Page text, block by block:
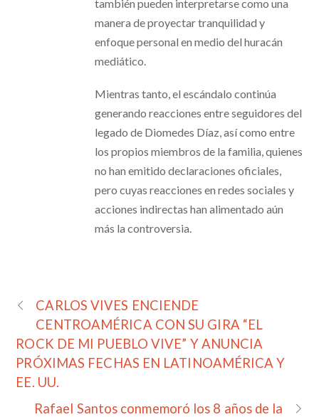
también pueden interpretarse como una
manera de proyectar tranquilidad y
enfoque personal en medio del huracán
mediático.
Mientras tanto, el escándalo continúa
generando reacciones entre seguidores del
legado de Diomedes Díaz, así como entre
los propios miembros de la familia, quienes
no han emitido declaraciones oficiales,
pero cuyas reacciones en redes sociales y
acciones indirectas han alimentado aún
más la controversia.
CARLOS VIVES ENCIENDE
CENTROAMÉRICA CON SU GIRA “EL
ROCK DE MI PUEBLO VIVE” Y ANUNCIA
PRÓXIMAS FECHAS EN LATINOAMÉRICA Y
EE. UU.
Rafael Santos conmemoró los 8 años de la